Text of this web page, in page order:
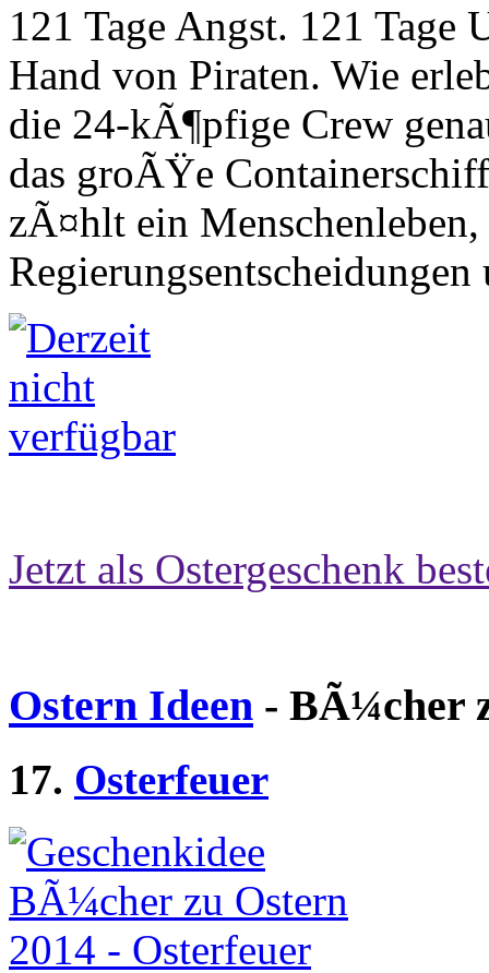
121 Tage Angst. 121 Tage
Hand von Piraten. Wie
die 24-kÃ¶pfige Crew
das groÃŸe
zÃ¤hlt ein Menschenleben,
Jetzt als Ostergeschenk
Ostern Ideen - BÃ¼cher
17. Osterfeuer